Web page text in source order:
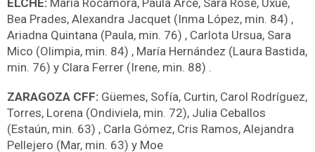
Bea Prades, Alexandra Jacquet (Inma López, min. 84) ,
Ariadna Quintana (Paula, min. 76) , Carlota Ursua, Sara
Mico (Olimpia, min. 84) , María Hernández (Laura Bastida,
min. 76) y Clara Ferrer (Irene, min. 88) .
ZARAGOZA CFF: Güemes, Sofía, Curtin, Carol Rodríguez,
Torres, Lorena (Ondiviela, min. 72), Julia Ceballos
(Estaún, min. 63) , Carla Gómez, Cris Ramos, Alejandra
Pellejero (Mar, min. 63) y Moe